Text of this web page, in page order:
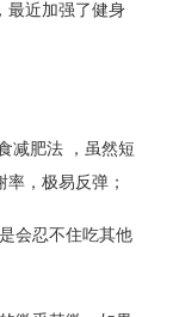
最近加强了健身
减肥法 ，虽然短
，极易反弹；
会忍不住吃其他